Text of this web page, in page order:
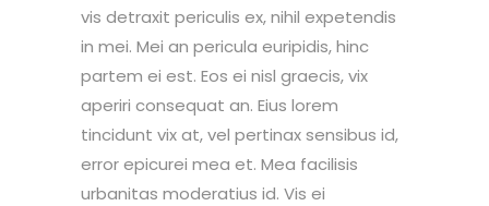
vis detraxit periculis ex, nihil expetendis
in mei. Mei an pericula euripidis, hinc
partem ei est. Eos ei nisl graecis, vix
aperiri consequat an. Eius lorem
tincidunt vix at, vel pertinax sensibus id,
error epicurei mea et. Mea facilisis
urbanitas moderatius id. Vis ei